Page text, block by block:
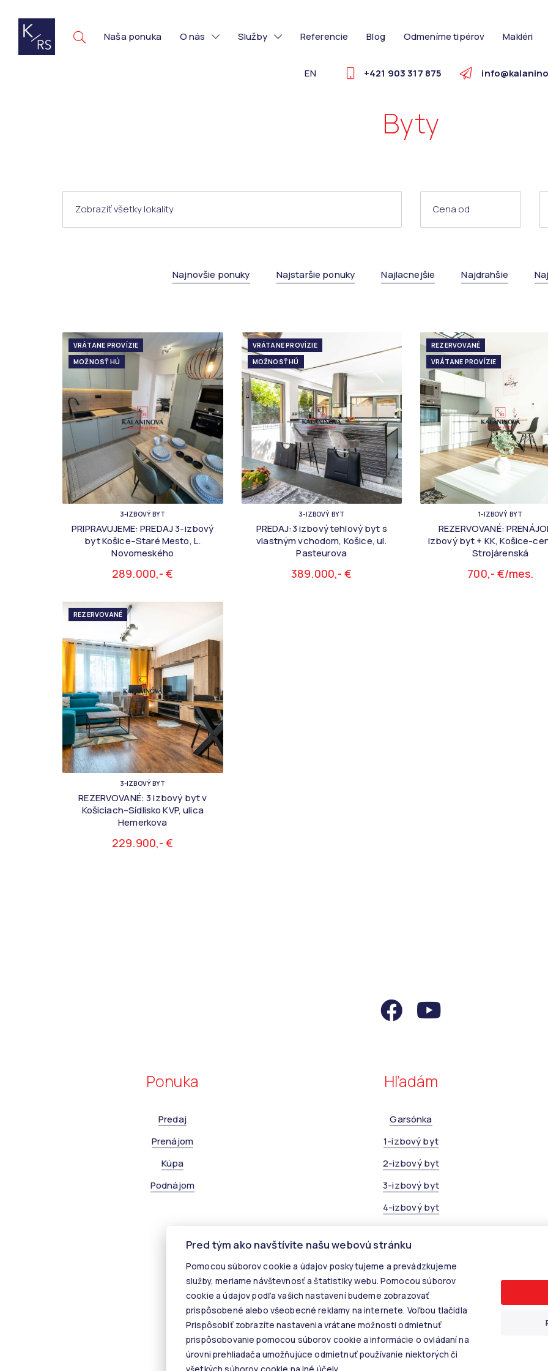
Naša ponuka O nás Služby Referencie Blog Odmeníme tipérov Makléri
EN +421 903 317 875
Byty
Najnovšie ponuky Najstaršie ponuky Najlacnejšie Najdrahšie
VRÁTANE PROVÍZIE
MOŽNOSŤ HÚ
3-IZBOVÝ BYT
PRIPRAVUJEME: PREDAJ 3-izbový
byt Košice–Staré Mesto, L.
Novomeského
289.000,- €
VRÁTANE PROVÍZIE
MOŽNOSŤ HÚ
3-IZBOVÝ BYT
PREDAJ:3 izbový tehlový byt s
vlastným vchodom, Košice, ul.
Pasteurova
389.000,- €
REZERVOVANÉ
VRÁTANE PROVÍZIE
1-IZBOVÝ BYT
REZERVOVANÉ:
izbový byt + KK, Košice-
Strojárenská
700,- €/mes.
REZERVOVANÉ
3-IZBOVÝ BYT
REZERVOVANÉ: 3 izbový byt v
Košiciach–Sídlisko KVP, ulica
Hemerkova
229.900,- €
Ponuka
Predaj
Prenájom
Kúpa
Podnájom
Hľadám
Garsónka
1-izbový byt
2-izbový byt
3-izbový byt
4-izbový byt
© 2026 - KALANINOVÁ realitné služby
Rastislavova 60, 040 01 Košice, E-mail: info@kalaninovareality.sk
Informácie o spracúvaní osobných údajov
Nastavenie cookies
Pred tým ako navštívite našu webovú stránku
Pomocou súborov cookie a údajov poskytujeme a prevádzkujeme
služby, meriame návštevnosť a štatistiky webu. Pomocou súborov
cookie a údajov podľa vašich nastavení budeme zobrazovať
prispôsobené alebo všeobecné reklamy na internete. Voľbou tlačidla
Prispôsobiť zobrazíte nastavenia vrátane možnosti odmietnuť
prispôsobovanie pomocou súborov cookie a informácie o ovládaní na
úrovni prehliadača umožňujúce odmietnuť používanie niektorých či